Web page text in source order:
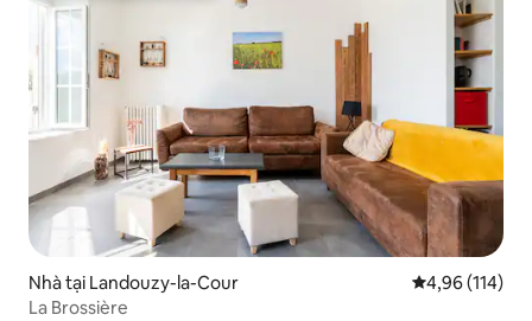
Nhà tại Landouzy-la-Cour Xếp hạng
4,96 (114)
La Brossière